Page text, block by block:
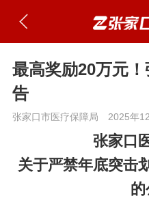
最高奖励20万元
告
张家口市医疗保障局 2025年
张家口
关于严禁年底突击